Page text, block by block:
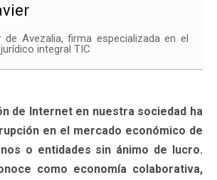
de Avezalia, firma especializada en el
integral TIC
de Internet en nuestra sociedad ha
en el mercado económico de
o entidades sin ánimo de lucro.
como economía colaborativa,